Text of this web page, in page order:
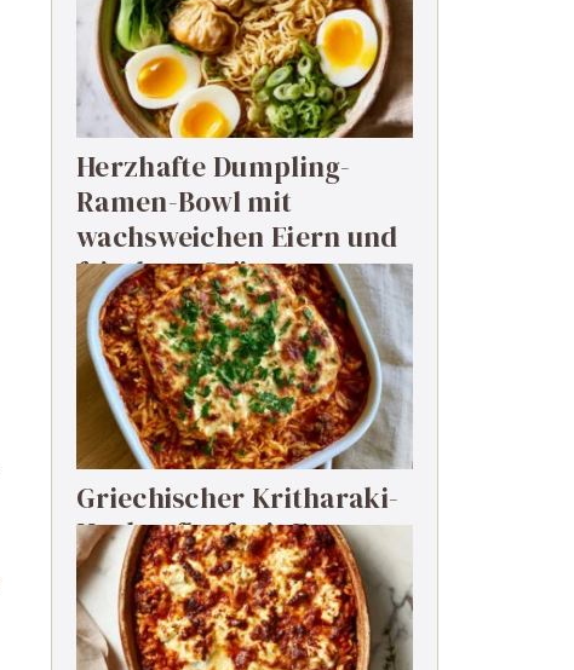
Herzhafte Dumpling-
Ramen-Bowl mit
wachsweichen Eiern und
frischem Grün
Griechischer Kritharaki-
Hackauflauf mit Feta